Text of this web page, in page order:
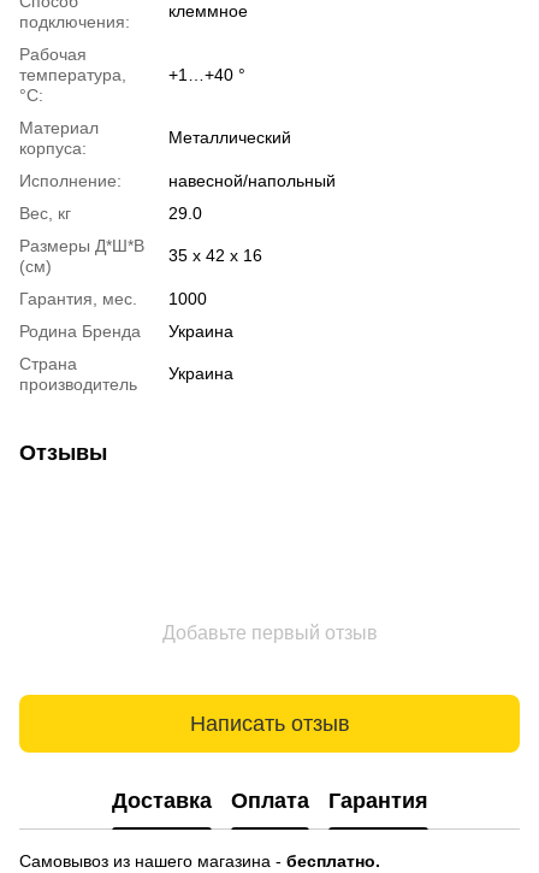
подключения:
клеммное
Рабочая
температура,
°С:
+1…+40 °
Материал
корпуса:
Металлический
Исполнение:
навесной/напольный
Вес, кг
29.0
Размеры Д*Ш*В
(см)
35 х 42 х 16
Гарантия, мес.
1000
Родина Бренда
Украина
Страна
производитель
Украина
Отзывы
Добавьте первый отзыв
Написать отзыв
Доставка Оплата Гарантия
Самовывоз из нашего магазина - бесплатно.